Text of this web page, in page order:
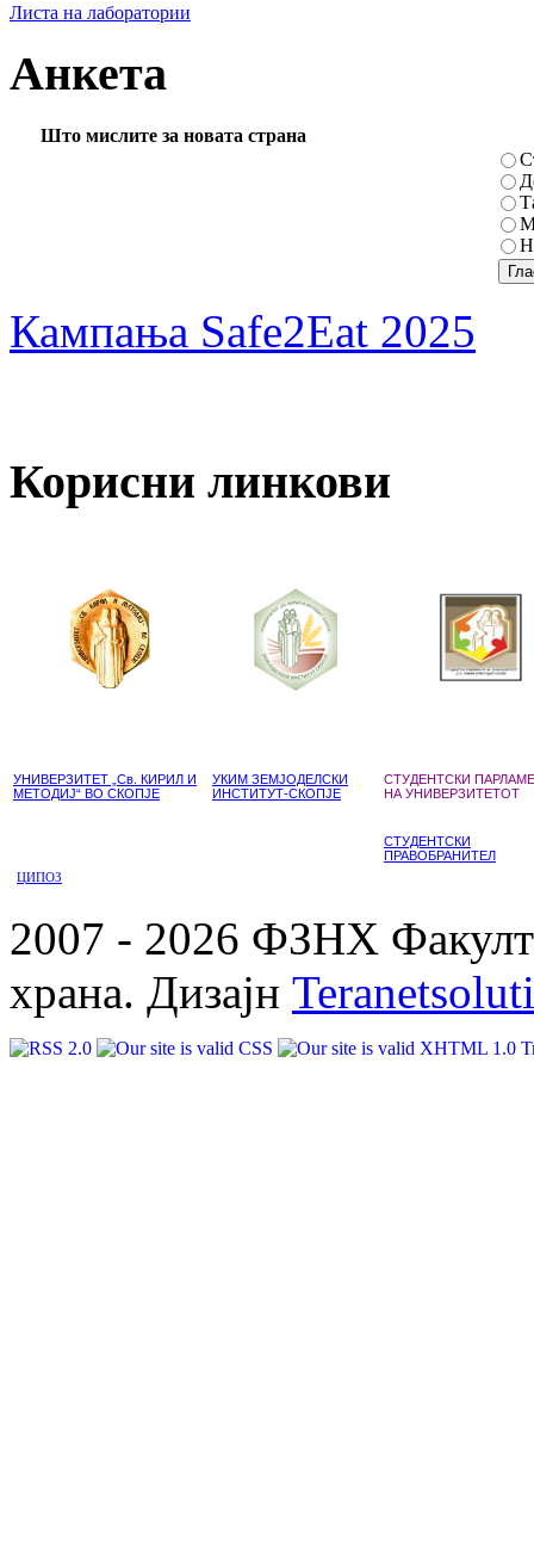
Листа на лаборатории
Анкета
Што мислите за новата страна
Кампања Safe2Eat 2025
Корисни линкови
УНИВЕРЗИТЕТ „Св. КИРИЛ И
МЕТОДИЈ“ ВО СКОПЈЕ
УКИМ ЗЕМЈОДЕЛСКИ
ИНСТИТУТ-СКОПЈЕ
СТУДЕНТСКИ
НА УНИВЕРЗИТЕТОТ
СТУДЕНТСКИ
ПРАВОБРАНИТЕЛ
ЦИПОЗ
2007 - 2026 ФЗНХ
храна. Дизајн